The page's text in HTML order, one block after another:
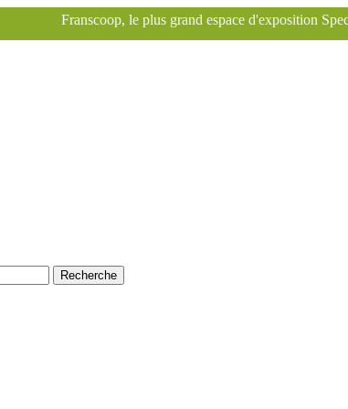
le plus grand espace d'exposition Specialized à
Recherche